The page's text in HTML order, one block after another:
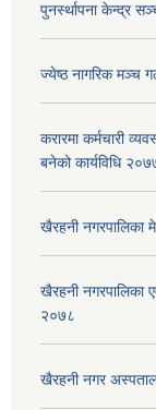
पुनर्स्थापना केन्द्र
ज्येष्ठ नागरिक मञ्च
करारमा कर्मचारी
बनेको कार्यविधि
खैरहनी नगरपालिका
खैरहनी नगरपालिका
२०७८
खैरहनी नगर